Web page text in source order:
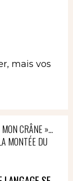
mais vos
MON CRÂNE »…
MONTÉE DU